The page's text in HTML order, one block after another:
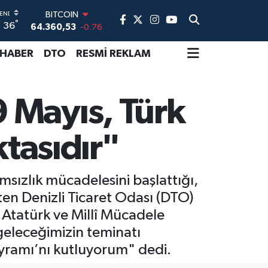
36°
BITCOIN
64.360,53 -0.76
DOLAR
47,7069
0.17
64,1897
GRAM ALTIN
6574.81
BİST100
13.887
DTO RESMİ REKLAM
Mayıs, Türk
mücadelesini başlattığı,
Denizli Ticaret Odası (DTO)
ve Millî Mücadele
teminatı
kutluyorum" dedi.